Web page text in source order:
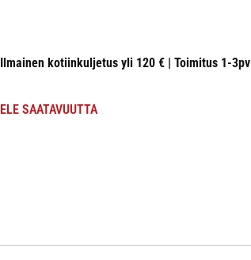
kotiinkuljetus yli 120 € | Toimitus 1-3pv
SAATAVUUTTA